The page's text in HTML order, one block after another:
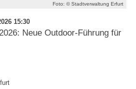
Foto: © Stadtverwaltung Erfurt
15:30
Neue Outdoor-Führung für